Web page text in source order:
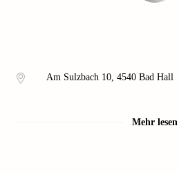
Am Sulzbach 10, 4540 Bad Hall
Mehr lesen